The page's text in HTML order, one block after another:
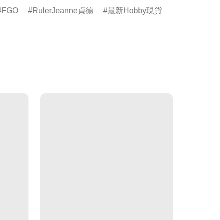
FGO RulerJeanne貞德 最新Hobby現貨